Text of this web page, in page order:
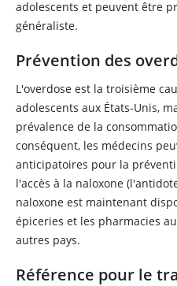
adolescents et peuvent être
généraliste.
Prévention des
L'overdose est la troisième
adolescents aux États-Unis,
prévalence de la
conséquent, les médecins
anticipatoires pour la
l'accès à la naloxone
naloxone est maintenant
épiceries et les pharmacies
autres pays.
Référence pour le